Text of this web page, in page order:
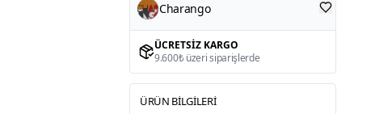
Charango
ÜCRETSIZ KARGO
9.600₺ üzeri siparişlerde
ÜRÜN BILGILERI